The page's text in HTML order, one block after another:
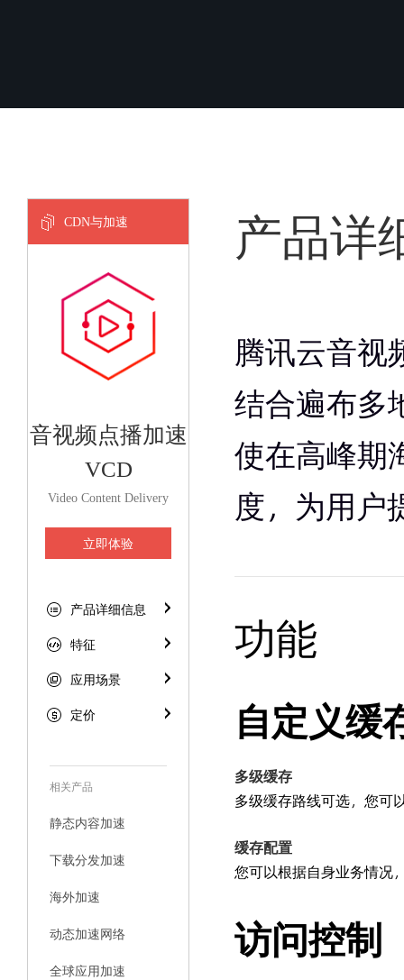
CDN与加速
音视频点播加速
VCD
Video Content Delivery
立即体验
产品详细信息
特征
应用场景
定价
相关产品
静态内容加速
下载分发加速
海外加速
动态加速网络
全球应用加速
产品详
腾讯云音视
结合遍布多
使在高峰期
度，为用户
功能
自定义缓
多级缓存
多级缓存路线可选，您可
缓存配置
您可以根据自身业务情况
访问控制